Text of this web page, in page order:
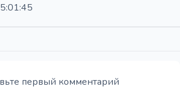
первый комментарий